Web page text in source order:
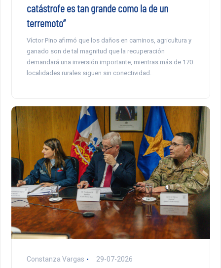
catástrofe es tan grande como la de un
terremoto”
Víctor Pino afirmó que los daños en caminos, agricultura y
ganado son de tal magnitud que la recuperación
demandará una inversión importante, mientras más de 170
localidades rurales siguen sin conectividad.
Constanza Vargas 29-07-2026